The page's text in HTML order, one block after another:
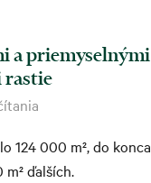
a priemyselnými
rastie
124 000 m², do konca
m² ďalších.